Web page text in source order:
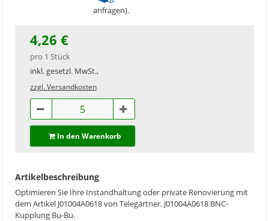
anfragen).
4,26 €
pro 1 Stück
inkl. gesetzl. MwSt.,
zzgl. Versandkosten
In den Warenkorb
Artikelbeschreibung
Optimieren Sie Ihre Instandhaltung oder private Renovierung mit
dem Artikel J01004A0618 von Telegärtner. J01004A0618 BNC-
Kupplung Bu-Bu.